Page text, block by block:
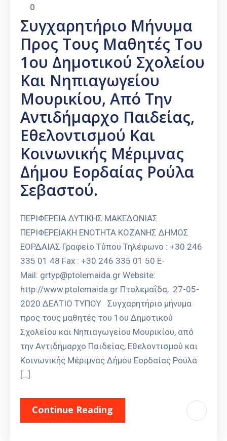
0
Συγχαρητήριο Μήνυμα
Προς Τους Μαθητές Του
1ου Δημοτικού Σχολείου
Και Νηπιαγωγείου
Μουρικίου, Από Την
Αντιδήμαρχο Παιδείας,
Εθελοντισμού Και
Κοινωνικής Μέριμνας
Δήμου Εορδαίας Ρούλα
Σεβαστού.
ΠΕΡΙΦΕΡΕΙΑ ΔΥΤΙΚΗΣ ΜΑΚΕΔΟΝΙΑΣ
ΠΕΡΙΦΕΡΕΙΑΚΗ ΕΝΟΤΗΤΑ ΚΟΖΑΝΗΣ ΔΗΜΟΣ
ΕΟΡΔΑΙΑΣ Γραφείο Τύπου Τηλέφωνο : +30 246
335 01 48 Fax : +30 246 335 01 50 E-
Mail: grtyp@ptolemaida.gr Website:
http://www.ptolemaida.gr Πτολεμαΐδα, 27-05-
2020 ΔΕΛΤΙΟ ΤΥΠΟΥ Συγχαρητήριο μήνυμα
προς τους μαθητές του 1ου Δημοτικού
Σχολείου και Νηπιαγωγείου Μουρικίου, από
την Αντιδήμαρχο Παιδείας, Εθελοντισμού και
Κοινωνικής Μέριμνας Δήμου Εορδαίας Ρούλα
[…]
Continue Reading